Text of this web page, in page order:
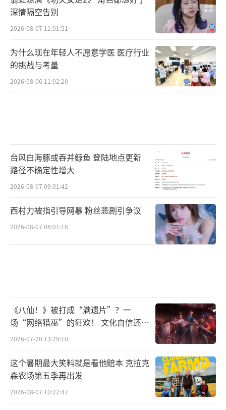
深情隔空告别
2026-08-07 11:01:51
为什么现在年轻人不愿意学医 医疗行业
的挑战与考量
2026-08-06 11:02:20
台风白海豚或吞并鲸鱼 登陆地点更新
路径不确定性增大
2026-08-07 09:01:42
西村力被指引导网暴 粉丝悲剧引争议
2026-08-07 08:01:18
《八仙！》被打成“满遗片”？一
场“网络猎巫”的狂欢！ 文化自信还是
焦虑？
2026-07-20 13:29:10
这个暑期最大笑料就是看他赔本 克拉克
森农场第五季再出发
2026-08-07 10:22:47